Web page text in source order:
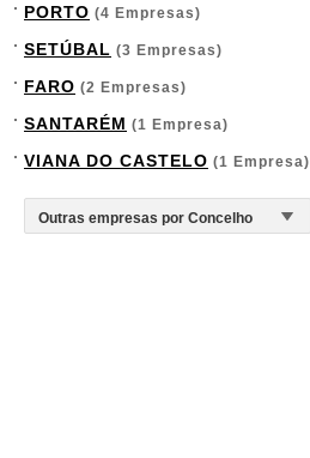
PORTO (4 Empresas)
SETÚBAL (3 Empresas)
FARO (2 Empresas)
SANTARÉM (1 Empresa)
VIANA DO CASTELO (1 Empresa)